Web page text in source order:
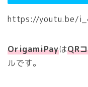
https://youtu.be/
OrigamiPayはQR
ルです。